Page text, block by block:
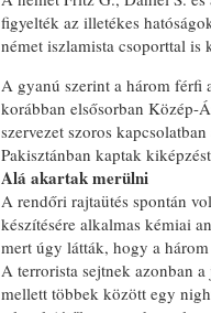
figyelték az illetékes
német iszlamista csoporttal is
A gyanú szerint a három férfi
korábban elsősorban Közép-
szervezet szoros
Pakisztánban kaptak
Alá akartak merülni
A rendőri rajtaütés spontán
készítésére alkalmas kémiai
mert úgy látták, hogy a
A terrorista sejtnek azonban
mellett többek között egy